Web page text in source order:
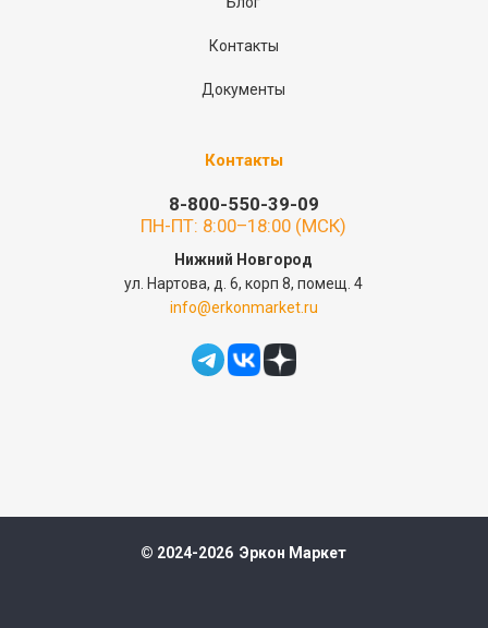
Контакты
Документы
Контакты
8-800-550-39-09
ПН-ПТ: 8:00–18:00 (МСК)
Нижний Новгород
ул. Нартова, д. 6, корп 8, помещ. 4
info@erkonmarket.ru
© 2024-2026 Эркон Маркет